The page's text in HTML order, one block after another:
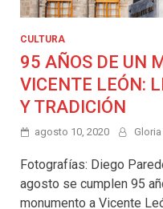
CULTURA
95 AÑOS DE UN
VICENTE LEÓN:
Y TRADICIÓN
agosto 10, 2020
Fotografías: Diego
agosto se cumplen 95
monumento a Vicente